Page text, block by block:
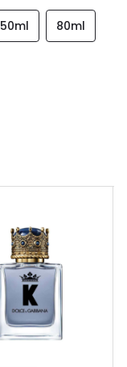
50ml 80ml